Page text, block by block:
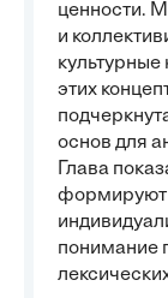
ценности.
и
культурные
этих
основ для
Глава
формируют
понимание